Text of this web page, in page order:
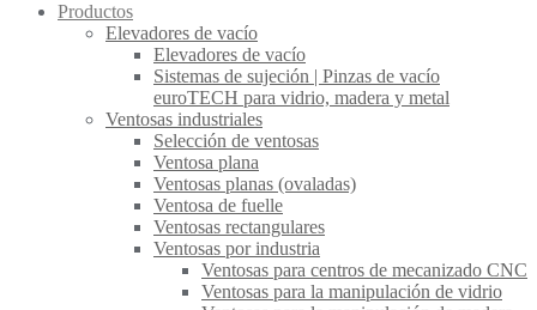
Productos
Elevadores de vacío
Elevadores de vacío
Sistemas de sujeción | Pinzas de vacío
euroTECH para vidrio, madera y metal
Ventosas industriales
Selección de ventosas
Ventosa plana
Ventosas planas (ovaladas)
Ventosa de fuelle
Ventosas rectangulares
Ventosas por industria
Ventosas para centros de mecanizado CNC
Ventosas para la manipulación de vidrio